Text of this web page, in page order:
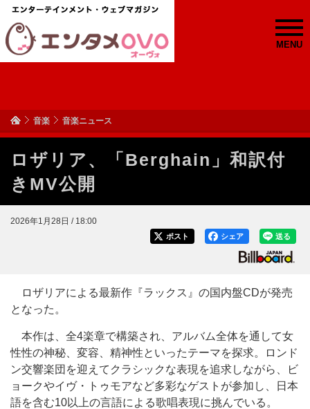
MENU
音楽 音楽ニュース
ロザリア、「Berghain」和訳付
きMV公開
2026年1月28日 / 18:00
送る
シェア
ポスト
ロザリアによる最新作『ラックス』の国内盤CDが発売
となった。
本作は、全4楽章で構築され、アルバム全体を通して女
性性の神秘、変容、精神性といったテーマを探求。ロンド
ン交響楽団を迎えてクラシックな表現を追求しながら、ビ
ョークやイヴ・トゥモアなど多彩なゲストが参加し、日本
語を含む10以上の言語による歌唱表現に挑んでいる。